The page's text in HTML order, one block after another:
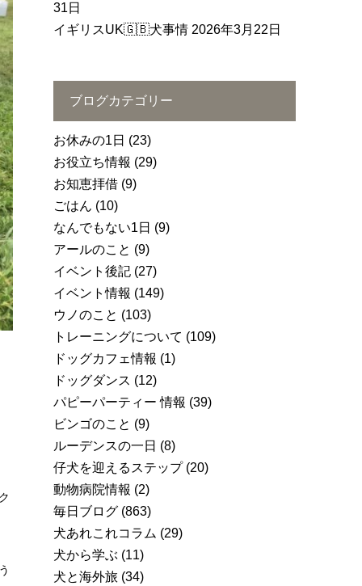
31日
イギリスUK🇬🇧犬事情 2026年3月22日
ブログカテゴリー
お休みの1日 (23)
お役立ち情報 (29)
お知恵拝借 (9)
ごはん (10)
なんでもない1日 (9)
アールのこと (9)
イベント後記 (27)
イベント情報 (149)
ウノのこと (103)
トレーニングについて (109)
ドッグカフェ情報 (1)
ドッグダンス (12)
パピーパーティー 情報 (39)
ビンゴのこと (9)
ルーデンスの一日 (8)
仔犬を迎えるステップ(20)
動物病院情報 (2)
毎日ブログ (863)
犬あれこれコラム (29)
犬から学ぶ (11)
犬と海外旅 (34)